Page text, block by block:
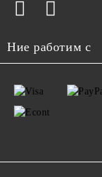
Ние работим с